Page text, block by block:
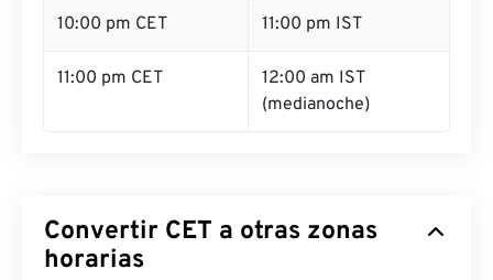
10:00 pm CET 11:00 pm IST
11:00 pm CET
12:00 am IST
(medianoche)
Convertir CET a otras zonas
horarias